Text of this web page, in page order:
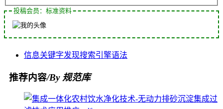
投稿会员：标准资料
信息关键字发现搜索引擎语法
推荐内容/By 规范库